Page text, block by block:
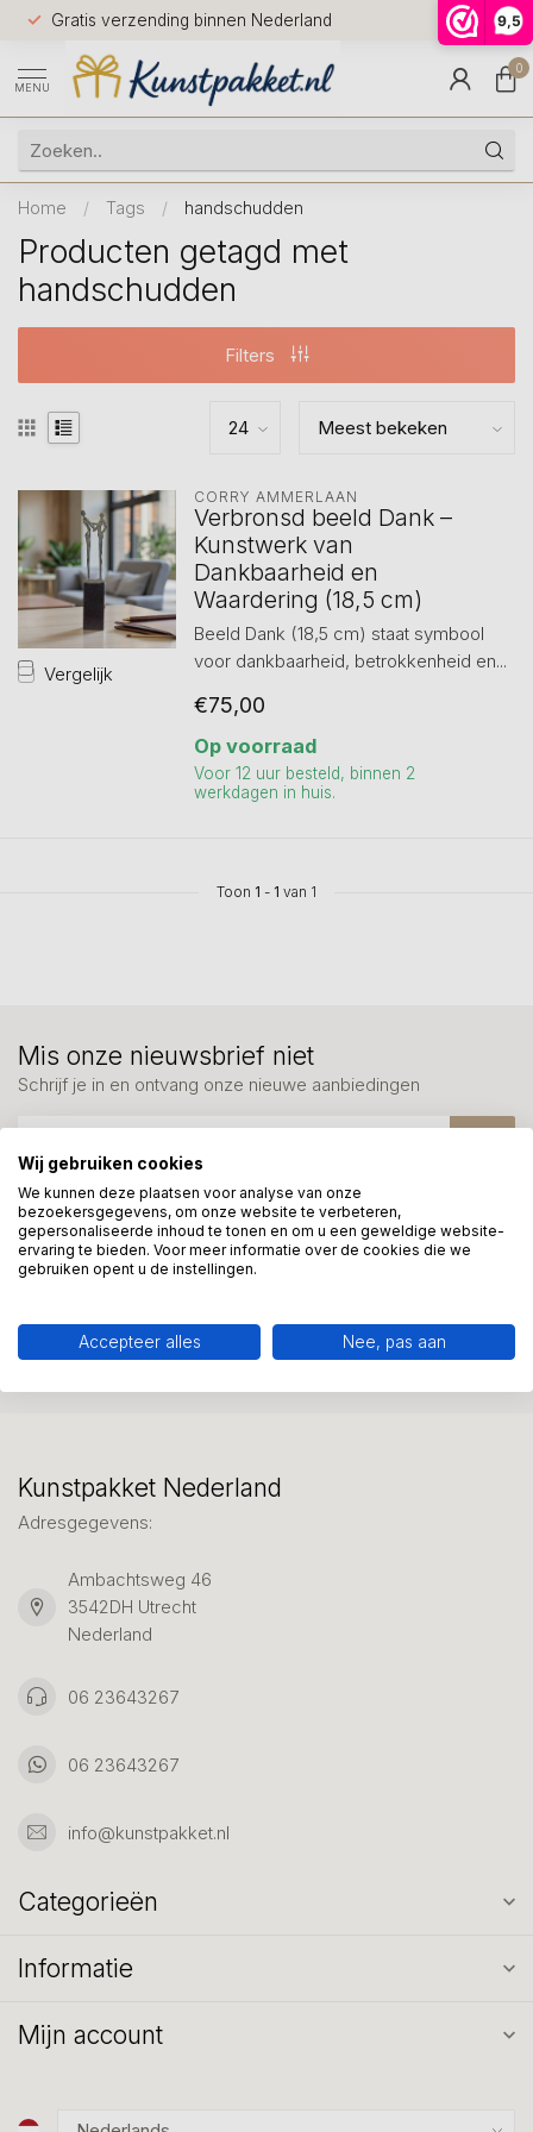
9,5
Gratis verzending binnen Nederland
Voor
huis
9.5
MENU
0
Home / Tags / handschudden
Producten getagd met
handschudden
Filters
Vergelijk
CORRY AMMERLAAN
Verbronsd beeld Dank –
Kunstwerk van
Dankbaarheid en
Waardering (18,5 cm)
Beeld Dank (18,5 cm) staat symbool
voor dankbaarheid, betrokkenheid en...
€75,00
Op voorraad
Voor 12 uur besteld, binnen 2
werkdagen in huis.
Toon 1 - 1 van 1
Meer informatie?
We helpen graag met uw keuze of geven advies, bel of app
Mis onze nieuwsbrief niet
Schrijf je in en ontvang onze nieuwe aanbiedingen
Kunstpakket Nederland
Adresgegevens:
Ambachtsweg 46
3542DH Utrecht
Nederland
06 23643267
06 23643267
info@kunstpakket.nl
Categorieën
Informatie
Mijn account
Wij gebruiken cookies
We kunnen deze plaatsen voor analyse van onze
bezoekersgegevens, om onze website te verbeteren,
gepersonaliseerde inhoud te tonen en om u een geweldige website-
ervaring te bieden. Voor meer informatie over de cookies die we
gebruiken opent u de instellingen.
Accepteer alles Nee, pas aan